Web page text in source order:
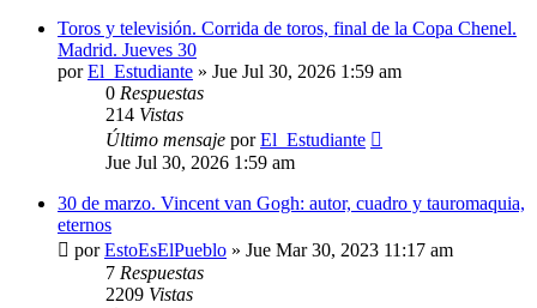
Toros y televisión. Corrida de toros, final de la Copa Chenel.
Madrid. Jueves 30
porEl_Estudiante » Jue Jul 30, 2026 1:59 am
0 Respuestas
214 Vistas
Último mensaje porEl_Estudiante
Jue Jul 30, 2026 1:59 am
30 de marzo. Vincent van Gogh: autor, cuadro y tauromaquia,
eternos
porEstoEsElPueblo » Jue Mar 30, 2023 11:17 am
7 Respuestas
2209 Vistas